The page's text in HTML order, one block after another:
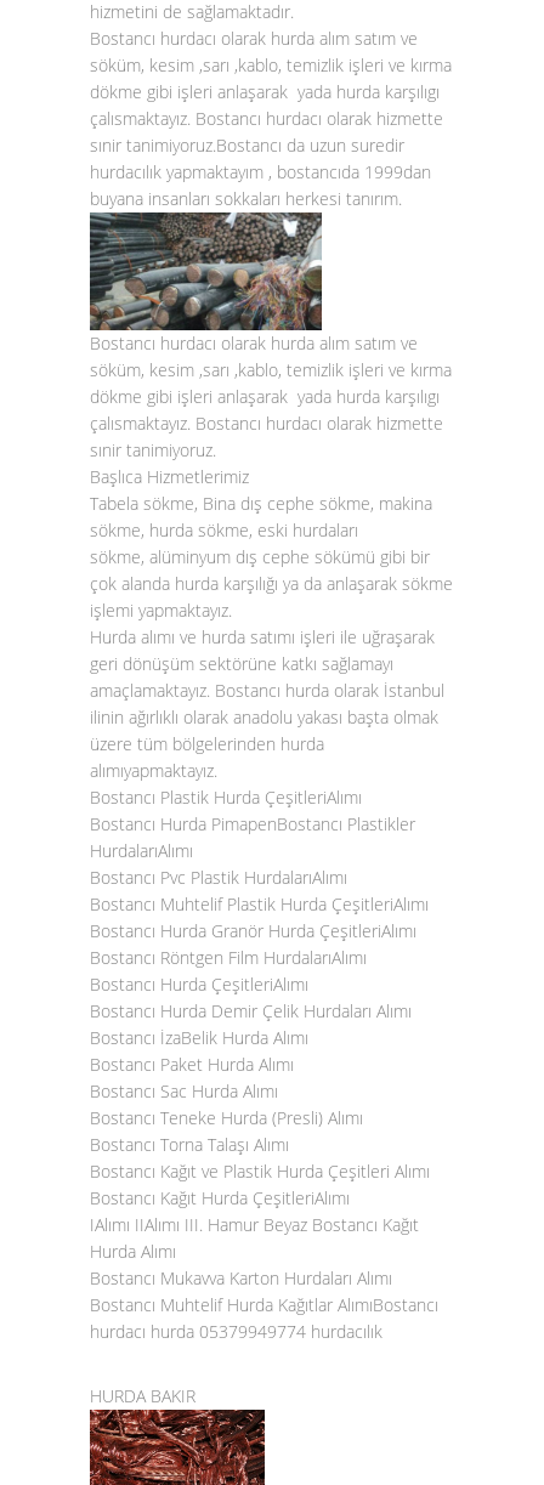
hizmetini de sağlamaktadır.
Bostancı hurdacı olarak hurda alım satım ve
söküm, kesim ,sarı ,kablo, temizlik işleri ve kırma
dökme gibi işleri anlaşarak yada hurda karşılıgı
çalısmaktayız. Bostancı hurdacı olarak hizmette
sınir tanimiyoruz.Bostancı da uzun suredir
hurdacılık yapmaktayım , bostancıda 1999dan
buyana insanları sokkaları herkesi tanırım.
Bostancı hurdacı olarak hurda alım satım ve
söküm, kesim ,sarı ,kablo, temizlik işleri ve kırma
dökme gibi işleri anlaşarak yada hurda karşılıgı
çalısmaktayız. Bostancı hurdacı olarak hizmette
sınir tanimiyoruz.
Başlıca Hizmetlerimiz
Tabela sökme, Bina dış cephe sökme, makina
sökme, hurda sökme, eski hurdaları
sökme, alüminyum dış cephe sökümü gibi bir
çok alanda hurda karşılığı ya da anlaşarak sökme
işlemi yapmaktayız.
Hurda alımı ve hurda satımı işleri ile uğraşarak
geri dönüşüm sektörüne katkı sağlamayı
amaçlamaktayız. Bostancı hurda olarak İstanbul
ilinin ağırlıklı olarak anadolu yakası başta olmak
üzere tüm bölgelerinden hurda
alımıyapmaktayız.
Bostancı Plastik Hurda ÇeşitleriAlımı
Bostancı Hurda PimapenBostancı Plastikler
HurdalarıAlımı
Bostancı Pvc Plastik HurdalarıAlımı
Bostancı Muhtelif Plastik Hurda ÇeşitleriAlımı
Bostancı Hurda Granör Hurda ÇeşitleriAlımı
Bostancı Röntgen Film HurdalarıAlımı
Bostancı Hurda ÇeşitleriAlımı
Bostancı Hurda Demir Çelik Hurdaları Alımı
Bostancı İzaBelik Hurda Alımı
Bostancı Paket Hurda Alımı
Bostancı Sac Hurda Alımı
Bostancı Teneke Hurda (Presli) Alımı
Bostancı Torna Talaşı Alımı
Bostancı Kağıt ve Plastik Hurda Çeşitleri Alımı
Bostancı Kağıt Hurda ÇeşitleriAlımı
IAlımı IIAlımı III. Hamur Beyaz Bostancı Kağıt
Hurda Alımı
Bostancı Mukavva Karton Hurdaları Alımı
Bostancı Muhtelif Hurda Kağıtlar AlımıBostancı
hurdacı hurda 05379949774 hurdacılık
HURDA BAKIR